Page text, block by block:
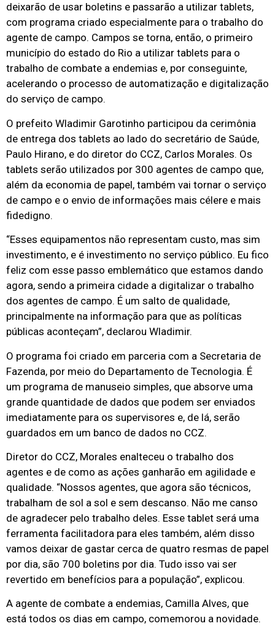
deixarão de usar boletins e passarão a utilizar tablets,
com programa criado especialmente para o trabalho do
agente de campo. Campos se torna, então, o primeiro
município do estado do Rio a utilizar tablets para o
trabalho de combate a endemias e, por conseguinte,
acelerando o processo de automatização e digitalização
do serviço de campo.
O prefeito Wladimir Garotinho participou da cerimônia
de entrega dos tablets ao lado do secretário de Saúde,
Paulo Hirano, e do diretor do CCZ, Carlos Morales. Os
tablets serão utilizados por 300 agentes de campo que,
além da economia de papel, também vai tornar o serviço
de campo e o envio de informações mais célere e mais
fidedigno.
“Esses equipamentos não representam custo, mas sim
investimento, e é investimento no serviço público. Eu fico
feliz com esse passo emblemático que estamos dando
agora, sendo a primeira cidade a digitalizar o trabalho
dos agentes de campo. É um salto de qualidade,
principalmente na informação para que as políticas
públicas aconteçam”, declarou Wladimir.
O programa foi criado em parceria com a Secretaria de
Fazenda, por meio do Departamento de Tecnologia. É
um programa de manuseio simples, que absorve uma
grande quantidade de dados que podem ser enviados
imediatamente para os supervisores e, de lá, serão
guardados em um banco de dados no CCZ.
Diretor do CCZ, Morales enalteceu o trabalho dos
agentes e de como as ações ganharão em agilidade e
qualidade. “Nossos agentes, que agora são técnicos,
trabalham de sol a sol e sem descanso. Não me canso
de agradecer pelo trabalho deles. Esse tablet será uma
ferramenta facilitadora para eles também, além disso
vamos deixar de gastar cerca de quatro resmas de papel
por dia, são 700 boletins por dia. Tudo isso vai ser
revertido em benefícios para a população”, explicou.
A agente de combate a endemias, Camilla Alves, que
está todos os dias em campo, comemorou a novidade.